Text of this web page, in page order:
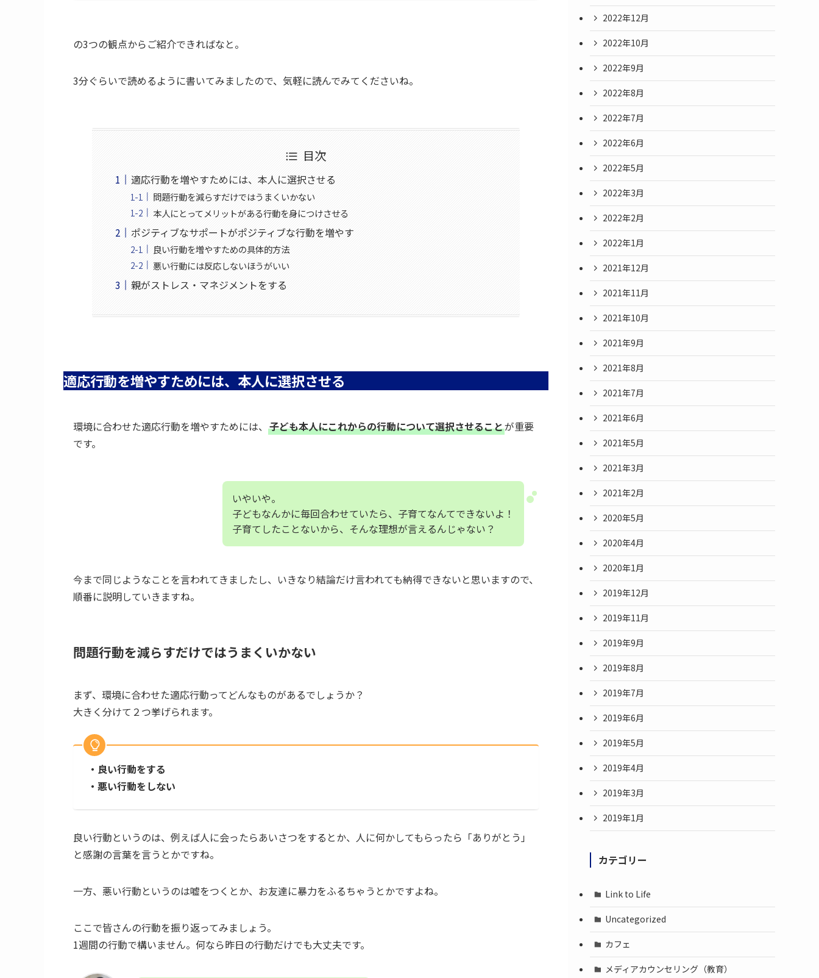
の3つの観点からご紹介できればなと。
3分ぐらいで読めるように書いてみましたので、気軽に読んでみてくださいね。
目次
適応行動を増やすためには、本人に選択させる
問題行動を減らすだけではうまくいかない
本人にとってメリットがある行動を身につけさせる
ポジティブなサポートがポジティブな行動を増やす
良い行動を増やすための具体的方法
悪い行動には反応しないほうがいい
親がストレス・マネジメントをする
適応行動を増やすためには、本人に選択させる
環境に合わせた適応行動を増やすためには、 子ども本人にこれからの行動について選択させることが重要
です。
いやいや。
子どもなんかに毎回合わせていたら、子育てなんてできないよ！
子育てしたことないから、そんな理想が言えるんじゃない？
今まで同じようなことを言われてきましたし、いきなり結論だけ言われても納得できないと思いますので、
順番に説明していきますね。
問題行動を減らすだけではうまくいかない
まず、環境に合わせた適応行動ってどんなものがあるでしょうか？
大きく分けて２つ挙げられます。
・良い行動をする
・悪い行動をしない
良い行動というのは、例えば人に会ったらあいさつをするとか、人に何かしてもらったら「ありがとう」
と感謝の言葉を言うとかですね。
一方、悪い行動というのは嘘をつくとか、お友達に暴力をふるちゃうとかですよね。
ここで皆さんの行動を振り返ってみましょう。
1週間の行動で構いません。何なら昨日の行動だけでも大丈夫です。
2022年12月
2022年10月
2022年9月
2022年8月
2022年7月
2022年6月
2022年5月
2022年3月
2022年2月
2022年1月
2021年12月
2021年11月
2021年10月
2021年9月
2021年8月
2021年7月
2021年6月
2021年5月
2021年3月
2021年2月
2020年5月
2020年4月
2020年1月
2019年12月
2019年11月
2019年9月
2019年8月
2019年7月
2019年6月
2019年5月
2019年4月
2019年3月
2019年1月
カテゴリー
Link to Life
Uncategorized
カフェ
メディアカウンセリング（教育）